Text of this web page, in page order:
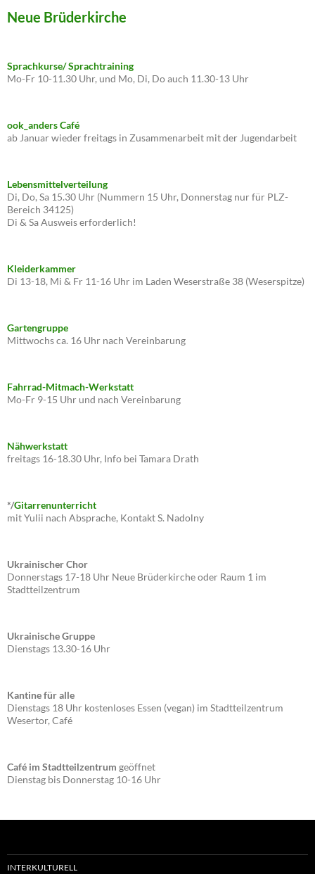
Neue Brüderkirche
Sprachkurse/ Sprachtraining
Mo-Fr 10-11.30 Uhr, und Mo, Di, Do auch 11.30-13 Uhr
ook_anders Café
ab Januar wieder freitags in Zusammenarbeit mit der Jugendarbeit
Lebensmittelverteilung
Di, Do, Sa 15.30 Uhr (Nummern 15 Uhr, Donnerstag nur für PLZ-
Bereich 34125)
Di & Sa Ausweis erforderlich!
Kleiderkammer
Di 13-18, Mi & Fr 11-16 Uhr im Laden Weserstraße 38 (Weserspitze)
Gartengruppe
Mittwochs ca. 16 Uhr nach Vereinbarung
Fahrrad-Mitmach-Werkstatt
Mo-Fr 9-15 Uhr und nach Vereinbarung
Nähwerkstatt
freitags 16-18.30 Uhr, Info bei Tamara Drath
*/Gitarrenunterricht
mit Yulii nach Absprache, Kontakt S. Nadolny
Ukrainischer Chor
Donnerstags 17-18 Uhr Neue Brüderkirche oder Raum 1 im
Stadtteilzentrum
Ukrainische Gruppe
Dienstags 13.30-16 Uhr
Kantine für alle
Dienstags 18 Uhr kostenloses Essen (vegan) im Stadtteilzentrum
Wesertor, Café
Café im Stadtteilzentrum geöffnet
Dienstag bis Donnerstag 10-16 Uhr
INTERKULTURELL